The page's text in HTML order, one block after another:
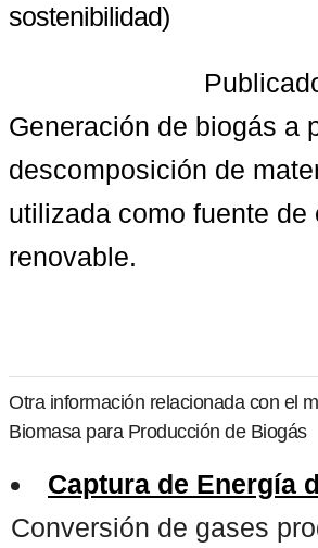
sostenibilidad)
Generación de biogás a
descomposición de
utilizada como fuente de
renovable.
Otra información relacionada con el
Biomasa para Producción de Biogás
Captura de Energía
Conversión de gases